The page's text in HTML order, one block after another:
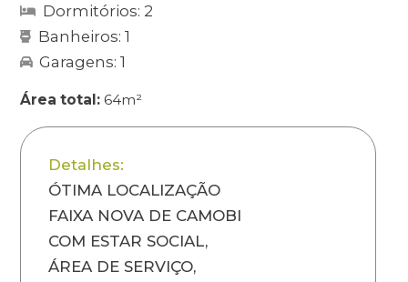
Dormitórios: 2
Banheiros: 1
Garagens: 1
Área total: 64m²
Detalhes:
ÓTIMA LOCALIZAÇÃO
FAIXA NOVA DE CAMOBI
COM ESTAR SOCIAL,
ÁREA DE SERVIÇO,